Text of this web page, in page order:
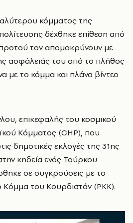
κόμματος της
δέχθηκε επίθεση από
τον απομακρύνουν με
ασφάλειάς του από το πλήθος
το κόμμα και πλάνα βίντεο
επικεφαλής του κοσμικού
Κόμματος (CHP), που
δημοτικές εκλογές της 31ης
κηδεία ενός Τούρκου
σε συγκρούσεις με το
Κόμμα του Κουρδιστάν (PKK).